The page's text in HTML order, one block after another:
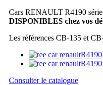
Cars RENAULT R4190
DISPONIBLES chez vos
Les références CB-135 et
Consulter le catalogue